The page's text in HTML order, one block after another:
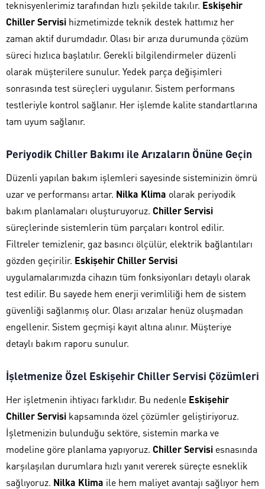
teknisyenlerimiz tarafından hızlı şekilde takılır. Eskişehir
Chiller Servisi hizmetimizde teknik destek hattımız her
zaman aktif durumdadır. Olası bir arıza durumunda çözüm
süreci hızlıca başlatılır. Gerekli bilgilendirmeler düzenli
olarak müşterilere sunulur. Yedek parça değişimleri
sonrasında test süreçleri uygulanır. Sistem performans
testleriyle kontrol sağlanır. Her işlemde kalite standartlarına
tam uyum sağlanır.
Periyodik Chiller Bakımı ile Arızaların Önüne Geçin
Düzenli yapılan bakım işlemleri sayesinde sisteminizin ömrü
uzar ve performansı artar. Nilka Klima olarak periyodik
bakım planlamaları oluşturuyoruz. Chiller Servisi
süreçlerinde sistemlerin tüm parçaları kontrol edilir.
Filtreler temizlenir, gaz basıncı ölçülür, elektrik bağlantıları
gözden geçirilir. Eskişehir Chiller Servisi
uygulamalarımızda cihazın tüm fonksiyonları detaylı olarak
test edilir. Bu sayede hem enerji verimliliği hem de sistem
güvenliği sağlanmış olur. Olası arızalar henüz oluşmadan
engellenir. Sistem geçmişi kayıt altına alınır. Müşteriye
detaylı bakım raporu sunulur.
İşletmenize Özel Eskişehir Chiller Servisi Çözümleri
Her işletmenin ihtiyacı farklıdır. Bu nedenle Eskişehir
Chiller Servisi kapsamında özel çözümler geliştiriyoruz.
İşletmenizin bulunduğu sektöre, sistemin marka ve
modeline göre planlama yapıyoruz. Chiller Servisi esnasında
karşılaşılan durumlara hızlı yanıt vererek süreçte esneklik
sağlıyoruz. Nilka Klima ile hem maliyet avantajı sağlıyor hem